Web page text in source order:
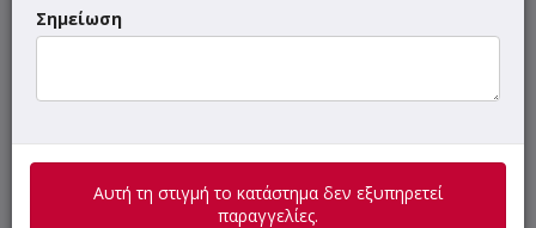
προϊόντος...
SUPER Προσφορές
Σημείωση
Αυτή τη στιγμή το κατάστημα δεν εξυπηρετεί
παραγγελίες.